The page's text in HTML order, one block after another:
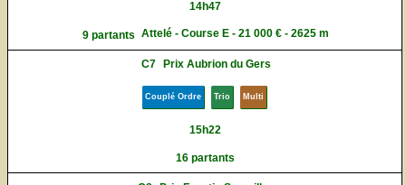
14h47
9 partants Attelé - Course E - 21 000 € - 2625 m
C7 Prix Aubrion du Gers
Couplé Ordre Trio Multi
15h22
16 partants